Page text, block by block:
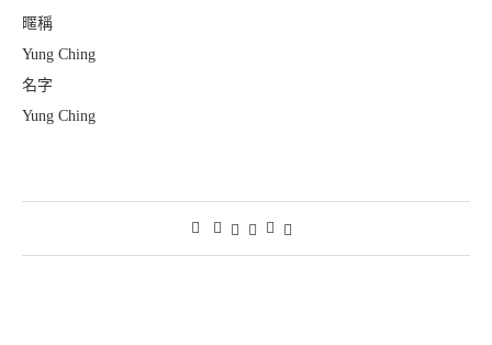
暱稱
Yung Ching
名字
Yung Ching